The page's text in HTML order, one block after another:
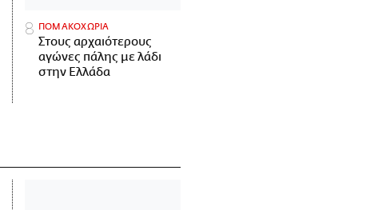
ΠΟΜΑΚΟΧΩΡΙΑ
Στους αρχαιότερους
αγώνες πάλης με λάδι
στην Ελλάδα